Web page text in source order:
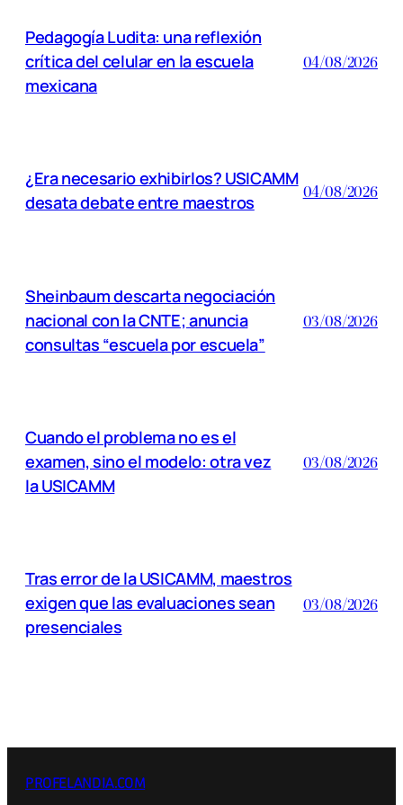
Pedagogía Ludita: una reflexión
crítica del celular en la escuela
mexicana
04/08/2026
¿Era necesario exhibirlos? USICAMM
desata debate entre maestros
04/08/2026
Sheinbaum descarta negociación
nacional con la CNTE; anuncia
consultas “escuela por escuela”
03/08/2026
Cuando el problema no es el
examen, sino el modelo: otra vez
la USICAMM
03/08/2026
Tras error de la USICAMM, maestros
exigen que las evaluaciones sean
presenciales
03/08/2026
PROFELANDIA.COM